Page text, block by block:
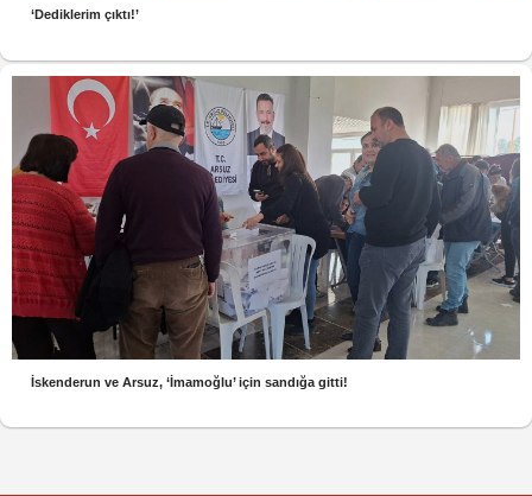
‘Dediklerim çıktı!’
İskenderun ve Arsuz, ‘İmamoğlu’ için sandığa gitti!